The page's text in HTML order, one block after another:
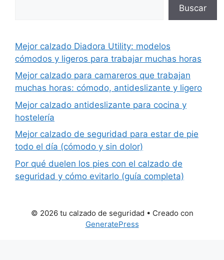
Buscar
Mejor calzado Diadora Utility: modelos
cómodos y ligeros para trabajar muchas horas
Mejor calzado para camareros que trabajan
muchas horas: cómodo, antideslizante y ligero
Mejor calzado antideslizante para cocina y
hostelería
Mejor calzado de seguridad para estar de pie
todo el día (cómodo y sin dolor)
Por qué duelen los pies con el calzado de
seguridad y cómo evitarlo (guía completa)
© 2026 tu calzado de seguridad • Creado con
GeneratePress